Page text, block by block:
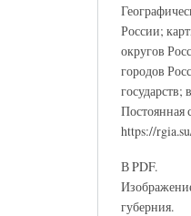
России;
округов
городов
государств;
Постоянная
https://
В PDF.
губерния.